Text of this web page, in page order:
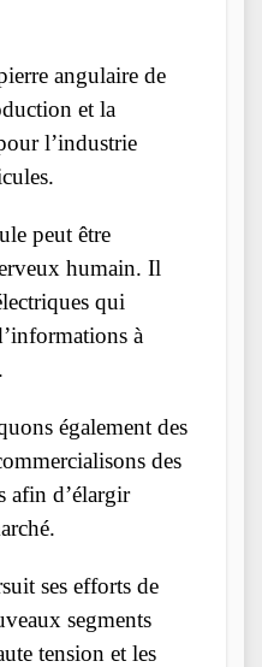
angulaire de
et la
l’industrie
peut être
humain. Il
qui
à
également des
des
afin d’élargir
ses efforts de
segments
tension et les